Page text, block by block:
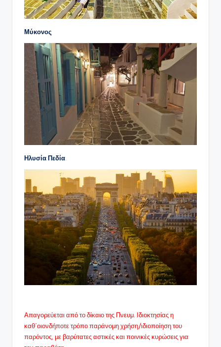
Μύκονος
Ηλυσία Πεδία
Απαγορεύεται από το δίκαιο της Πνευμ. Ιδιοκτησίας η
καθ΄οιονδήποτε τρόπο παράνομη χρήση/ιδιοποίηση του
παρόντος, με βαρύτατες αστικές και ποινικές κυρώσεις για